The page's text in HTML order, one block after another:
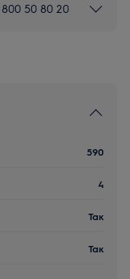
50 80 20
590
4
Так
Так